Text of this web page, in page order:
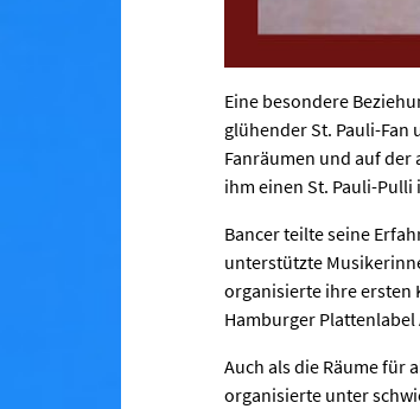
Eine besondere
glühender St. Pauli-
Fanräumen und auf der
ihm einen St. Pauli-Pulli
Bancer teilte seine
unterstützte
organisierte ihre ersten
Hamburger
Auch als die Räume für
organisierte unter